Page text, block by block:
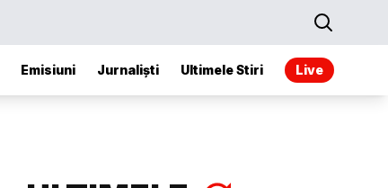
Emisiuni Jurnaliști Ultimele Stiri Live